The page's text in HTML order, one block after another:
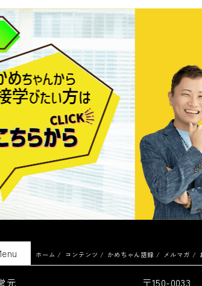
ホーム コンテンツ かめちゃん語録 メルマガ
元 〒150-0033